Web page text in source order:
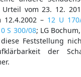
vom 23. 12.
– 12 U
S 300/08; LG
Feststellung
der